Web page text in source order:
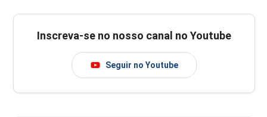
Inscreva-se no nosso canal no Youtube
Seguir no Youtube